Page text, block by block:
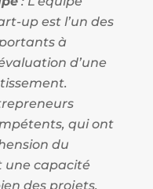
up est l’un des
à
d’une
qui ont
du
une capacité
des projets.